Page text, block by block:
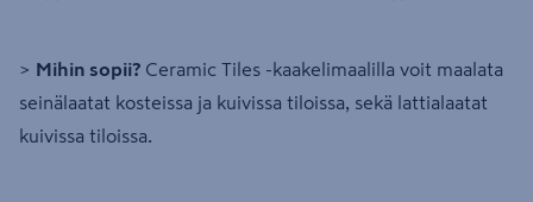
> Mihin sopii? Ceramic Tiles -kaakelimaalilla voit maalata
seinälaatat kosteissa ja kuivissa tiloissa, sekä lattialaatat
kuivissa tiloissa.